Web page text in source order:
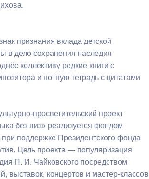
признания вклада детской
в дело сохранения наследия
коллективу редкие книги с
и нотную тетрадь с цитатами
просветительский проект
без виз» реализуется фондом
поддержке Президентского фонда
Цель проекта — популяризация
П. И. Чайковского посредством
выставок, концертов и мастер-классов